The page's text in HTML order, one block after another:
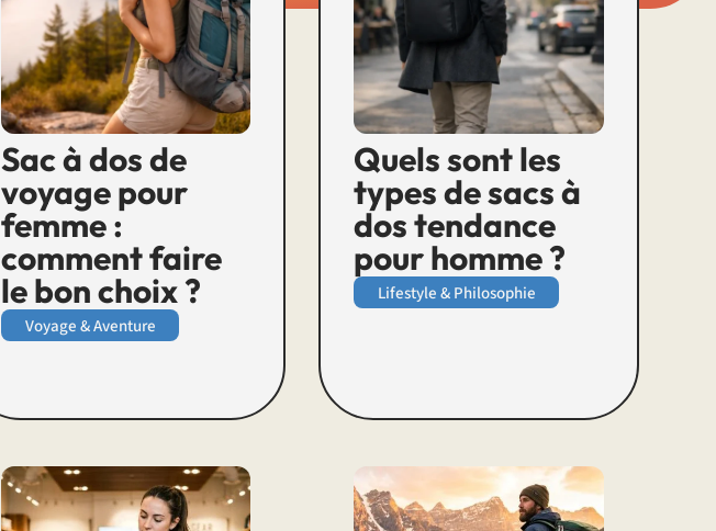
Sac à dos de
voyage pour
femme :
comment faire
le bon choix ?
Voyage & Aventure
Quels sont les
types de sacs à
dos tendance
pour homme ?
Lifestyle & Philosophie